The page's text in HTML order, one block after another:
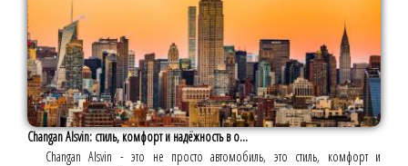
Changan Alsvin: стиль, комфорт и надёжность в о...
Changan Alsvin - это не просто автомобиль, это стиль, комфорт и